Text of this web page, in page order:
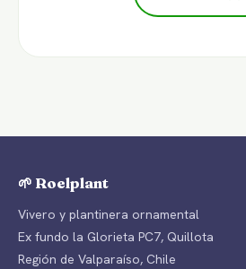
🌱 Roelplant
Vivero y plantinera ornamental
Ex fundo la Glorieta PC7, Quillota
Región de Valparaíso, Chile